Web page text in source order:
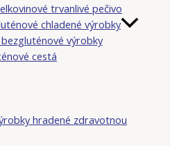
trvanlivé pečivo
chladené výrobky
výrobky
cestá
hradené zdravotnou